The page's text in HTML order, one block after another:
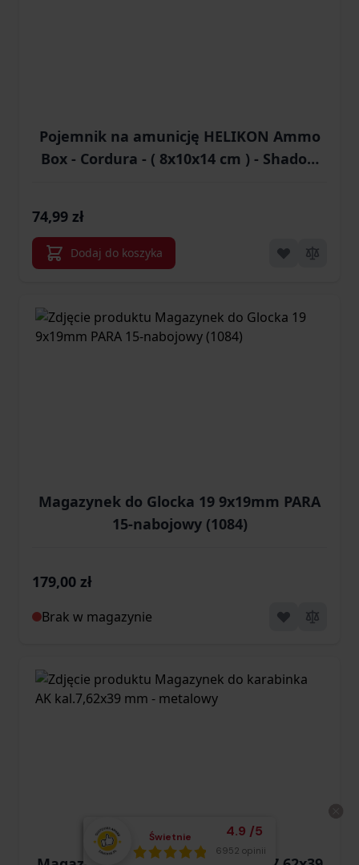
Pojemnik na amunicję HELIKON Ammo
Box - Cordura - ( 8x10x14 cm ) - Shadow
74,99 zł
Dodaj do koszyka
Magazynek do Glocka 19 9x19mm PARA
15-nabojowy (1084)
179,00 zł
Brak w magazynie
Świetnie Średnia ocena
4.9 /5
Łącznie opinii:
6952 opinii